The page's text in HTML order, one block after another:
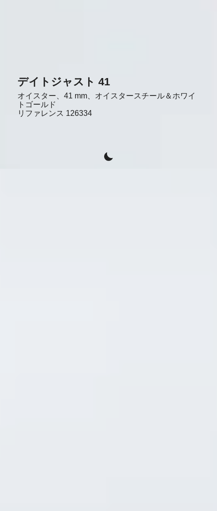
デイトジャスト 41
オイスター、41 mm、オイスタースチール＆ホワイ
トゴールド
リファレンス 126334